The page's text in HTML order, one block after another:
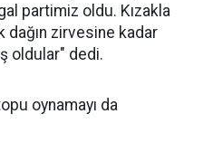
partimiz oldu. Kızakla
dağın zirvesine kadar
oldular" dedi.
oynamayı da